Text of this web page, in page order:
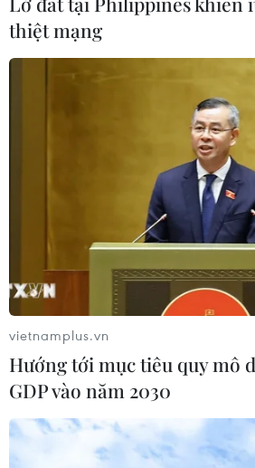
TIN CÙNG CHUYÊN MỤC
Chiêm ngưỡng vẻ đẹp kỳ
trên cung đường ven biển Khánh
Hòa
06/08/2026 09:40
thiệt mạng
vietnamplus.vn
Hướng tới mục tiêu quy mô
GDP vào năm 2030